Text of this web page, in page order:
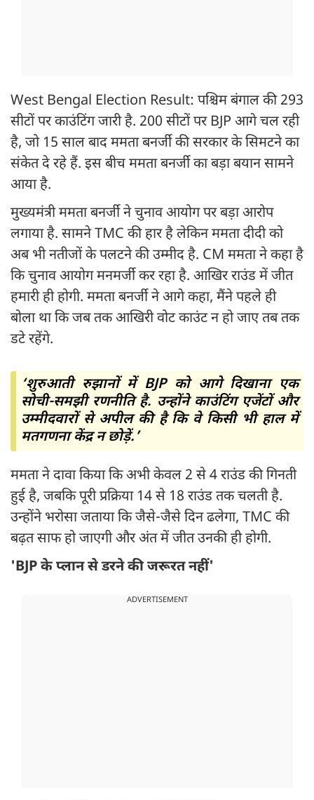
West Bengal Election Result: पश्चिम बंगाल की 293
सीटों पर काउंटिंग जारी है. 200 सीटों पर BJP आगे चल रही
है, जो 15 साल बाद ममता बनर्जी की सरकार के सिमटने का
संकेत दे रहे हैं. इस बीच ममता बनर्जी का बड़ा बयान सामने
आया है.
मुख्यमंत्री ममता बनर्जी ने चुनाव आयोग पर बड़ा आरोप
लगाया है. सामने TMC की हार है लेकिन ममता दीदी को
अब भी नतीजों के पलटने की उम्मीद है. CM ममता ने कहा है
कि चुनाव आयोग मनमर्जी कर रहा है. आखिर राउंड में जीत
हमारी ही होगी. ममता बनर्जी ने आगे कहा, मैंने पहले ही
बोला था कि जब तक आखिरी वोट काउंट न हो जाए तब तक
डटे रहेंगे.
‘शुरुआती रुझानों में BJP को आगे दिखाना एक
सोची-समझी रणनीति है. उन्होंने काउंटिंग एजेंटों और
उम्मीदवारों से अपील की है कि वे किसी भी हाल में
मतगणना केंद्र न छोड़ें.’
ममता ने दावा किया कि अभी केवल 2 से 4 राउंड की गिनती
हुई है, जबकि पूरी प्रक्रिया 14 से 18 राउंड तक चलती है.
उन्होंने भरोसा जताया कि जैसे-जैसे दिन ढलेगा, TMC की
बढ़त साफ हो जाएगी और अंत में जीत उनकी ही होगी.
'BJP के प्लान से डरने की जरूरत नहीं'
ADVERTISEMENT